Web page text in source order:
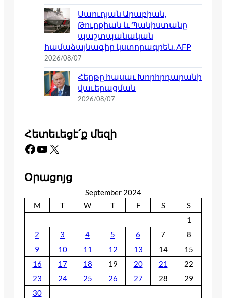
Սաուդյան Արաբիան,
Թուրքիան և Պակիստանը
պաշտպանական
համաձայնագիր կստորագրեն. AFP
2026/08/07
Հերթը հասաւ Խորհրդարանի
վաւերացման
2026/08/07
Հետեւեցէ՛ք մեզի
Facebook YouTube X
Օրացոյց
September 2024
M
T W T F S
S
1
2
3 4 5 6 7
8
9
10 11 12 13 14
15
16
17 18 19 20 21
22
23
24 25 26 27 28
29
30